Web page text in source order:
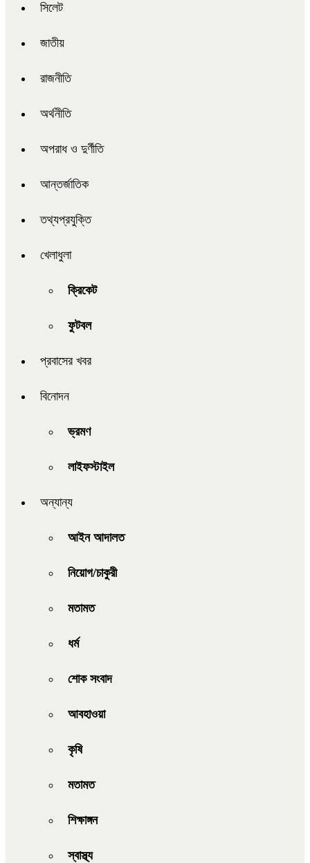
সিলেট
জাতীয়
রাজনীতি
অর্থনীতি
অপরাধ ও দুর্ণীতি
আন্তর্জাতিক
তথ্যপ্রযুক্তি
খেলাধুলা
ক্রিকেট
ফুটবল
প্রবাসের খবর
বিনোদন
ভ্রমণ
লাইফস্টাইল
অন্যান্য
আইন আদালত
নিয়োগ/চাকুরী
মতামত
ধর্ম
শোক সংবাদ
আবহাওয়া
কৃষি
মতামত
শিক্ষাঙ্গন
স্বাস্থ্য